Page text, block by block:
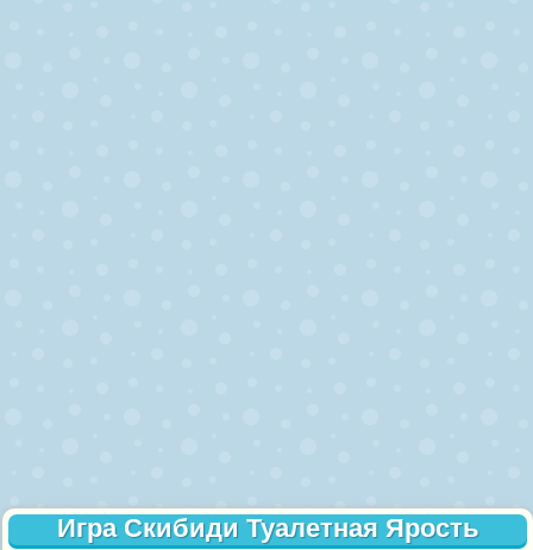
Игра Скибиди Туалетная Ярость